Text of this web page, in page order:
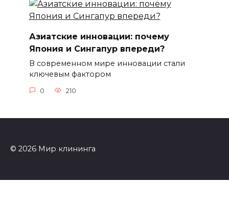
Азиатские инновации: почему
Япония и Сингапур впереди?
В современном мире инновации стали
ключевым фактором
0 210
© 2026 Мир клининга